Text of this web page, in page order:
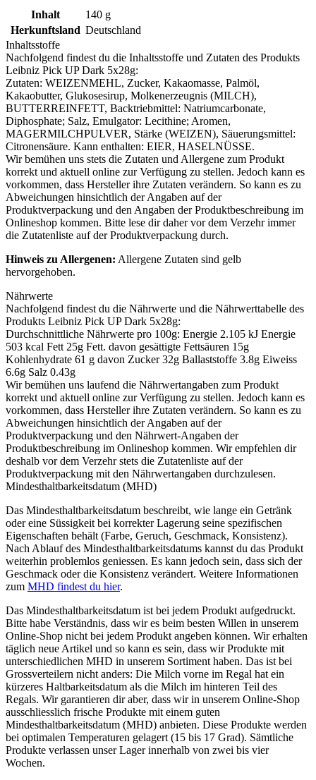
Inhalt 140 g
Herkunftsland Deutschland
Inhaltsstoffe
Nachfolgend findest du die Inhaltsstoffe und Zutaten des Produkts
Leibniz Pick UP Dark 5x28g:
Zutaten: WEIZENMEHL, Zucker, Kakaomasse, Palmöl,
Kakaobutter, Glukosesirup, Molkenerzeugnis (MILCH),
BUTTERREINFETT, Backtriebmittel: Natriumcarbonate,
Diphosphate; Salz, Emulgator: Lecithine; Aromen,
MAGERMILCHPULVER, Stärke (WEIZEN), Säuerungsmittel:
Citronensäure. Kann enthalten: EIER, HASELNÜSSE.
Wir bemühen uns stets die Zutaten und Allergene zum Produkt
korrekt und aktuell online zur Verfügung zu stellen. Jedoch kann es
vorkommen, dass Hersteller ihre Zutaten verändern. So kann es zu
Abweichungen hinsichtlich der Angaben auf der
Produktverpackung und den Angaben der Produktbeschreibung im
Onlineshop kommen. Bitte lese dir daher vor dem Verzehr immer
die Zutatenliste auf der Produktverpackung durch.
Hinweis zu Allergenen: Allergene Zutaten sind gelb
hervorgehoben.
Nährwerte
Nachfolgend findest du die Nährwerte und die Nährwerttabelle des
Produkts Leibniz Pick UP Dark 5x28g:
Durchschnittliche Nährwerte pro 100g: Energie 2.105 kJ Energie
503 kcal Fett 25g Fett. davon gesättigte Fettsäuren 15g
Kohlenhydrate 61 g davon Zucker 32g Ballaststoffe 3.8g Eiweiss
6.6g Salz 0.43g
Wir bemühen uns laufend die Nährwertangaben zum Produkt
korrekt und aktuell online zur Verfügung zu stellen. Jedoch kann es
vorkommen, dass Hersteller ihre Zutaten verändern. So kann es zu
Abweichungen hinsichtlich der Angaben auf der
Produktverpackung und den Nährwert-Angaben der
Produktbeschreibung im Onlineshop kommen. Wir empfehlen dir
deshalb vor dem Verzehr stets die Zutatenliste auf der
Produktverpackung mit den Nährwertangaben durchzulesen.
Mindesthaltbarkeitsdatum (MHD)
Das Mindesthaltbarkeitsdatum beschreibt, wie lange ein Getränk
oder eine Süssigkeit bei korrekter Lagerung seine spezifischen
Eigenschaften behält (Farbe, Geruch, Geschmack, Konsistenz).
Nach Ablauf des Mindesthaltbarkeitsdatums kannst du das Produkt
weiterhin problemlos geniessen. Es kann jedoch sein, dass sich der
Geschmack oder die Konsistenz verändert. Weitere Informationen
zum MHD findest du hier.
Das Mindesthaltbarkeitsdatum ist bei jedem Produkt aufgedruckt.
Bitte habe Verständnis, dass wir es beim besten Willen in unserem
Online-Shop nicht bei jedem Produkt angeben können. Wir erhalten
täglich neue Artikel und so kann es sein, dass wir Produkte mit
unterschiedlichen MHD in unserem Sortiment haben. Das ist bei
Grossverteilern nicht anders: Die Milch vorne im Regal hat ein
kürzeres Haltbarkeitsdatum als die Milch im hinteren Teil des
Regals. Wir garantieren dir aber, dass wir in unserem Online-Shop
ausschliesslich frische Produkte mit einem guten
Mindesthaltbarkeitsdatum (MHD) anbieten. Diese Produkte werden
bei optimalen Temperaturen gelagert (15 bis 17 Grad). Sämtliche
Produkte verlassen unser Lager innerhalb von zwei bis vier
Wochen.